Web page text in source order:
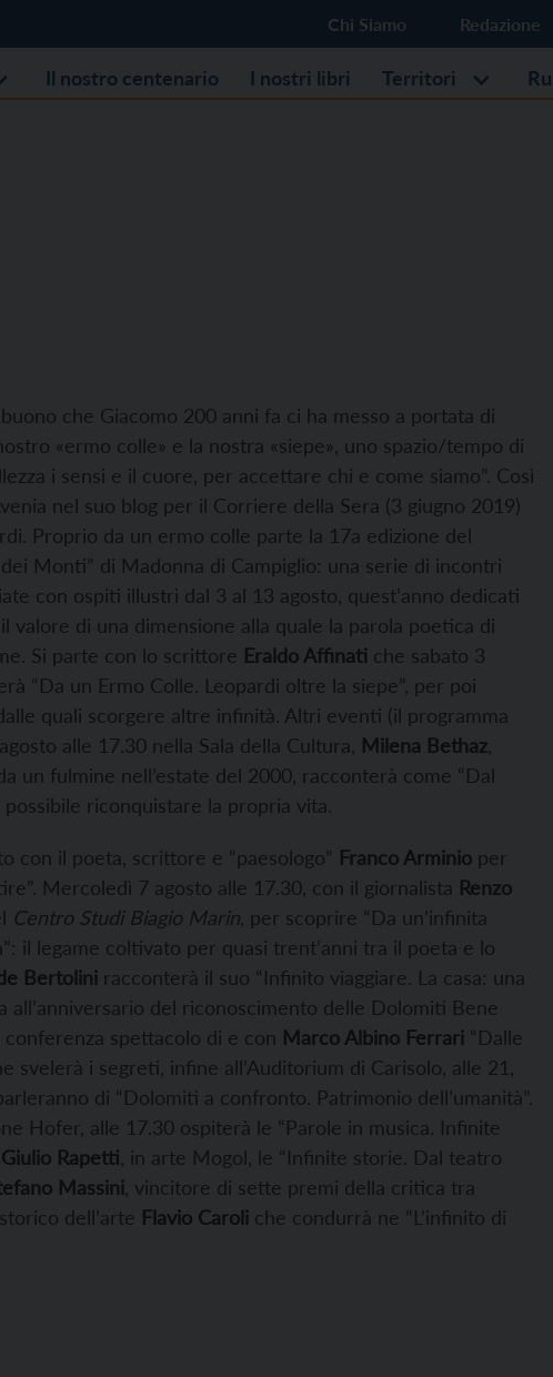
Chi Siamo Redazione
Il nostro centenario I nostri libri Territori
che Giacomo 200 anni fa ci ha messo a portata di
«ermo colle» e la nostra «siepe», uno spazio/tempo di
i sensi e il cuore, per accettare chi e come siamo”. Così
nel suo blog per il Corriere della Sera (3 giugno 2019)
Proprio da un ermo colle parte la 17a edizione del
Monti” di Madonna di Campiglio: una serie di incontri
con ospiti illustri dal 3 al 13 agosto, quest’anno dedicati
valore di una dimensione alla quale la parola poetica di
Si parte con lo scrittore Eraldo Affinati che sabato 3
“Da un Ermo Colle. Leopardi oltre la siepe”, per poi
quali scorgere altre infinità. Altri eventi (il programma
alle 17.30 nella Sala della Cultura, Milena Bethaz
un fulmine nell’estate del 2000, racconterà come “Dal
riconquistare la propria vita.
con il poeta, scrittore e “paesologo” Franco Arminio per
Mercoledì 7 agosto alle 17.30, con il giornalista Renzo
Centro Studi Biagio Marin , per scoprire “Da un’infinita
il legame coltivato per quasi trent’anni tra il poeta e lo
Bertolini racconterà il suo “Infinito viaggiare. La casa: una
all’anniversario del riconoscimento delle Dolomiti Bene
spettacolo di e con Marco Albino Ferrari “Dalle
svelerà i segreti, infine all’Auditorium di Carisolo, alle 21,
di “Dolomiti a confronto. Patrimonio dell’umanità”.
Hofer, alle 17.30 ospiterà le “Parole in musica. Infinite
Giulio Rapetti , in arte Mogol, le “Infinite storie. Dal teatro
Massini , vincitore di sette premi della critica tra
dell’arte Flavio Caroli che condurrà ne “L’infinito di